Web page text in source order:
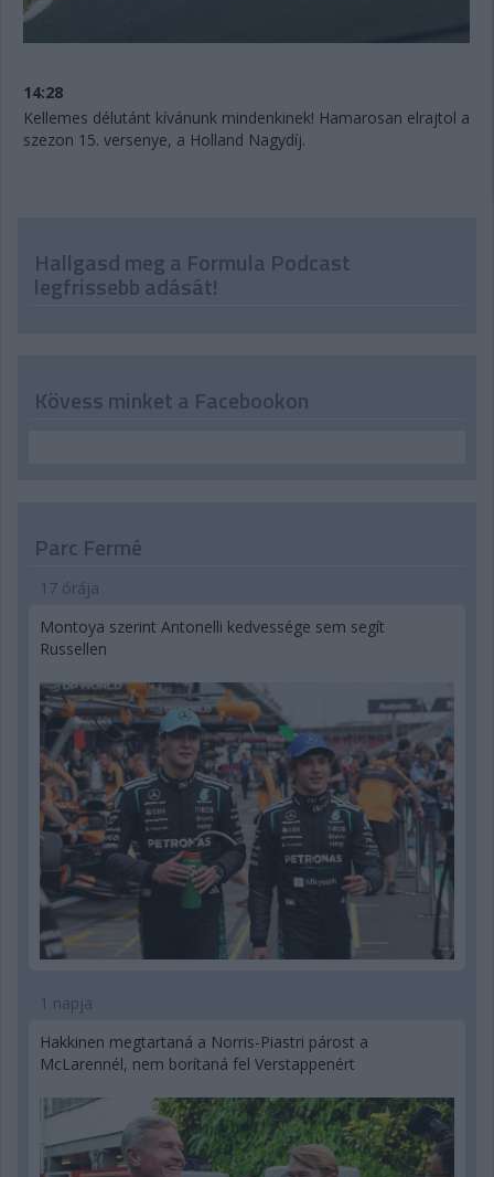
14:28
Kellemes délutánt kívánunk mindenkinek! Hamarosan elrajtol a
szezon 15. versenye, a Holland Nagydíj.
Hallgasd meg a Formula Podcast
legfrissebb adását!
Kövess minket a Facebookon
Parc Fermé
17 órája
Montoya szerint Antonelli kedvessége sem segít
Russellen
1 napja
Hakkinen megtartaná a Norris-Piastri párost a
McLarennél, nem borítaná fel Verstappenért